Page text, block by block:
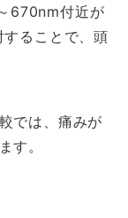
670nm付近が
ることで、頭
では、痛みが
す。